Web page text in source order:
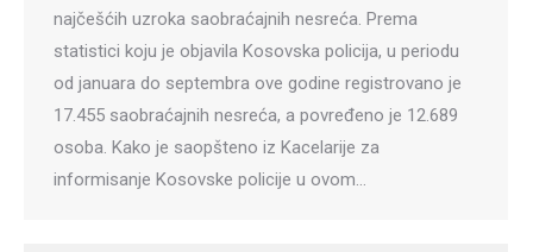
najčešćih uzroka saobraćajnih nesreća. Prema
statistici koju je objavila Kosovska policija, u periodu
od januara do septembra ove godine registrovano je
17.455 saobraćajnih nesreća, a povređeno je 12.689
osoba. Kako je saopšteno iz Kacelarije za
informisanje Kosovske policije u ovom…